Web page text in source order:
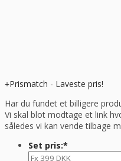
Prismatch - Laveste pris!
Har du fundet et billigere
Vi skal blot modtage et link
således vi kan vende tilbage
Set pris:*